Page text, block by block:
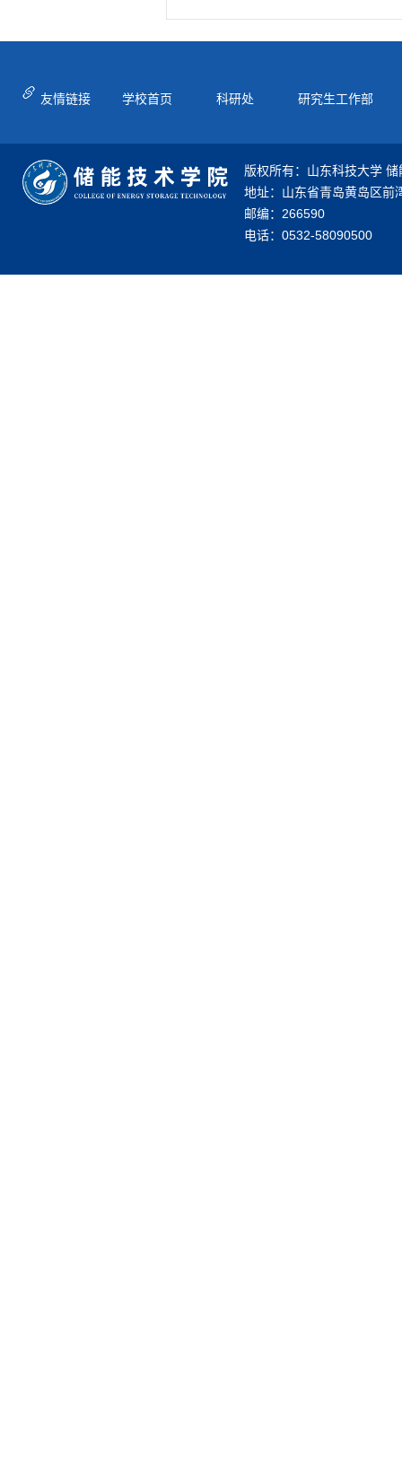
友情链接 学校首页 科研处 研究生工作部
版权所有：山东科技大学
地址：山东省青岛黄岛区前
邮编：266590
电话：0532-58090500